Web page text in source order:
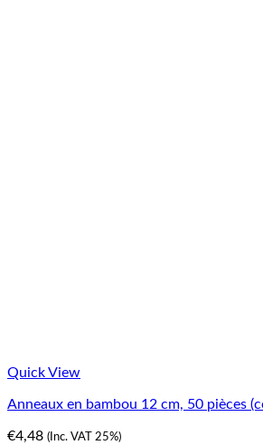
Quick View
Anneaux en bambou 12 cm, 50 pièces
€4,48 (Inc. VAT 25%)